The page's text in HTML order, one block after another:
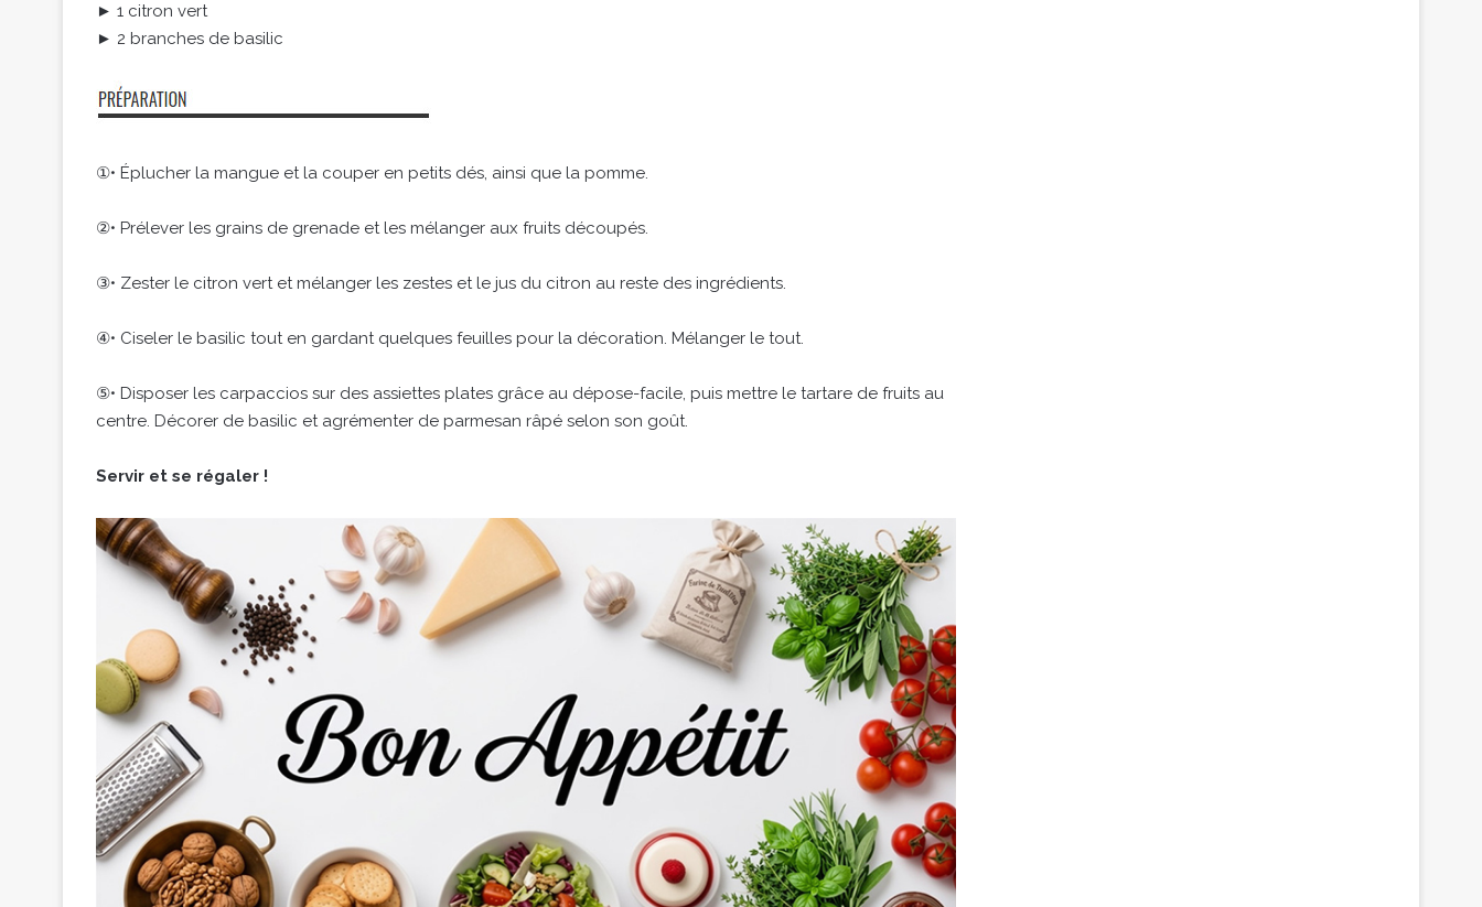
► 1 citron vert
► 2 branches de basilic
①• Éplucher la mangue et la couper en petits dés, ainsi que la pomme.
②• Prélever les grains de grenade et les mélanger aux fruits découpés.
③• Zester le citron vert et mélanger les zestes et le jus du citron au reste des ingrédients.
④• Ciseler le basilic tout en gardant quelques feuilles pour la décoration. Mélanger le tout.
⑤• Disposer les carpaccios sur des assiettes plates grâce au dépose-facile, puis mettre le tartare de fruits au
centre. Décorer de basilic et agrémenter de parmesan râpé selon son goût.
Servir et se régaler !